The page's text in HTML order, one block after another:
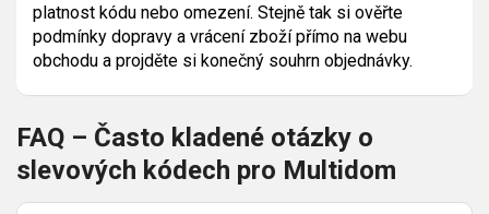
platnost kódu nebo omezení. Stejně tak si ověřte
podmínky dopravy a vrácení zboží přímo na webu
obchodu a projděte si konečný souhrn objednávky.
FAQ – Často kladené otázky o
slevových kódech pro Multidom